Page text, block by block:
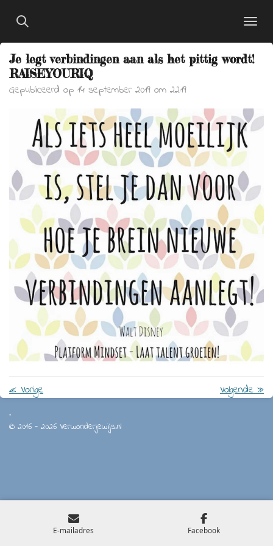
Ga
direct
naar
de
hoofdinhoud
Je legt verbindingen aan als het pittig wordt!
RAISEYOURIQ
Gepubliceerd op 14 september 2019 om 22:19
«Vorige Volgende»
.
© 2016 - 2026 Verwonderjewijs.nl
E-mailadres Facebook